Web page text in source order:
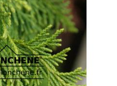
Die
Optionen
können
auf
der
Produktseite
gewählt